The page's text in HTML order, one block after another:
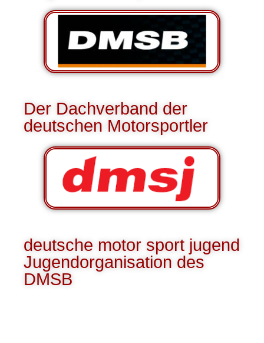
Der Dachverband der
deutschen Motorsportler
deutsche motor sport jugend
Jugendorganisation des
DMSB